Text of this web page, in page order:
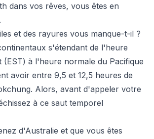
dans vos rêves, vous êtes en
et des rayures vous manque-t-il ?
s'étendant de l'heure
(EST) à l'heure normale du Pacifique
avoir entre 9,5 et 12,5 heures de
Alors, avant d'appeler votre
à ce saut temporel
d'Australie et que vous êtes